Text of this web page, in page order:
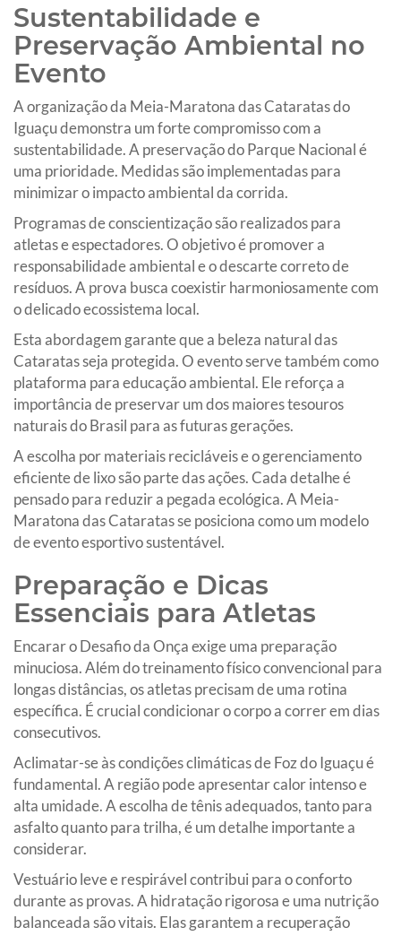
Sustentabilidade e
Preservação Ambiental no
Evento
A organização da Meia-Maratona das Cataratas do
Iguaçu demonstra um forte compromisso com a
sustentabilidade. A preservação do Parque Nacional é
uma prioridade. Medidas são implementadas para
minimizar o impacto ambiental da corrida.
Programas de conscientização são realizados para
atletas e espectadores. O objetivo é promover a
responsabilidade ambiental e o descarte correto de
resíduos. A prova busca coexistir harmoniosamente com
o delicado ecossistema local.
Esta abordagem garante que a beleza natural das
Cataratas seja protegida. O evento serve também como
plataforma para educação ambiental. Ele reforça a
importância de preservar um dos maiores tesouros
naturais do Brasil para as futuras gerações.
A escolha por materiais recicláveis e o gerenciamento
eficiente de lixo são parte das ações. Cada detalhe é
pensado para reduzir a pegada ecológica. A Meia-
Maratona das Cataratas se posiciona como um modelo
de evento esportivo sustentável.
Preparação e Dicas
Essenciais para Atletas
Encarar o Desafio da Onça exige uma preparação
minuciosa. Além do treinamento físico convencional para
longas distâncias, os atletas precisam de uma rotina
específica. É crucial condicionar o corpo a correr em dias
consecutivos.
Aclimatar-se às condições climáticas de Foz do Iguaçu é
fundamental. A região pode apresentar calor intenso e
alta umidade. A escolha de tênis adequados, tanto para
asfalto quanto para trilha, é um detalhe importante a
considerar.
Vestuário leve e respirável contribui para o conforto
durante as provas. A hidratação rigorosa e uma nutrição
balanceada são vitais. Elas garantem a recuperação